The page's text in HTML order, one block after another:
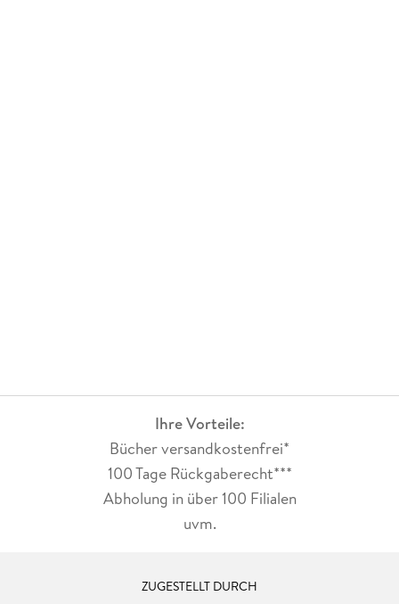
Ihre Vorteile:
Bücher versandkostenfrei*
100 Tage Rückgaberecht***
Abholung in über 100 Filialen
uvm.
ZUGESTELLT DURCH